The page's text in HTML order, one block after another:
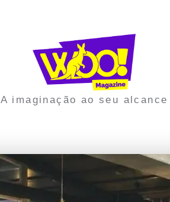
A imaginação ao seu alcance